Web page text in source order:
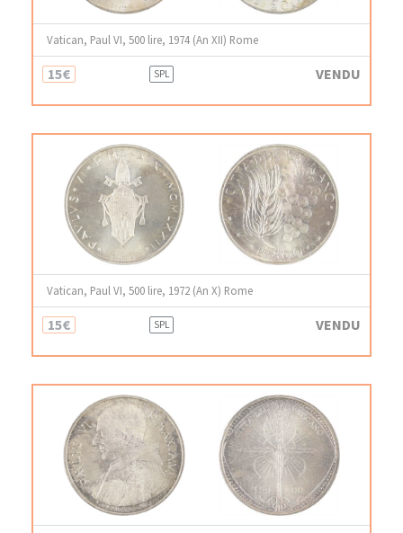
Vatican, Paul VI, 500 lire, 1974 (An XII) Rome
15€ SPL VENDU
Vatican, Paul VI, 500 lire, 1972 (An X) Rome
15€ SPL VENDU